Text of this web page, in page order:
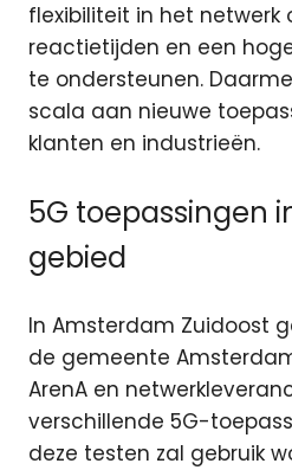
flexibiliteit in het netwerk
reactietijden en een
te ondersteunen.
scala aan nieuwe
klanten en industrieën.
5G toepassingen
gebied
In Amsterdam Zuidoost
de gemeente
ArenA en
verschillende 5G-
deze testen zal gebruik